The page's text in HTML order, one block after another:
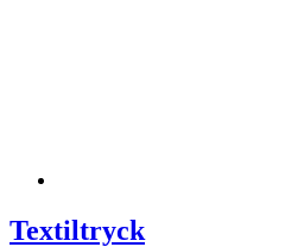
Textiltryck